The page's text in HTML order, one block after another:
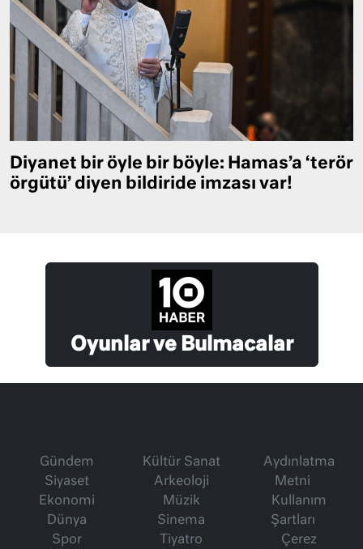
Diyanet bir öyle bir böyle: Hamas’a ‘terör
örgütü’ diyen bildiride imzası var!
Oyunlar ve Bulmacalar
Gündem
Siyaset
Ekonomi
Dünya
Spor
Kültür Sanat
Arkeoloji
Müzik
Sinema
Tiyatro
Aydınlatma
Metni
Kullanım
Şartları
Çerez